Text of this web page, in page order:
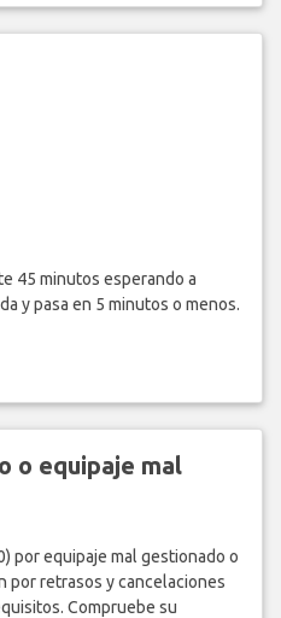
45 minutos esperando a
y pasa en 5 minutos o menos.
o equipaje mal
por equipaje mal gestionado o
por retrasos y cancelaciones
Compruebe su